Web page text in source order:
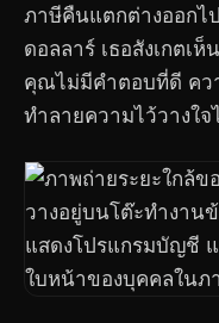
ภาษีคืนแตกต่างออกไ
ดอลลาร์ เธอสังเกตเ
คุณไม่มีคำตอบที่ดี คว
ทำลายความไว้วางใ